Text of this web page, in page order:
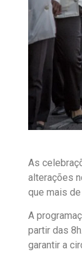
As
alterações
que mais
A
partir das
garantir a